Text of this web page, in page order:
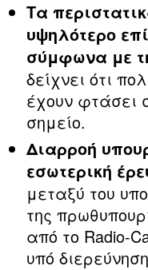
Τα
υψηλότερο
σύμφωνα με
δείχνει ότι
έχουν φτάσει
σημείο.
Διαρροή
εσωτερική
μεταξύ του
της
από το
υπό